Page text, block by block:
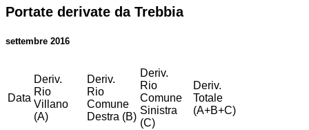
Portate derivate da Trebbia
settembre 2016
Data
Deriv.
Rio
Villano
(A)
Deriv.
Rio
Comune
Destra (B)
Deriv.
Rio
Comune
Sinistra
(C)
Deriv.
Totale
(A+B+C)